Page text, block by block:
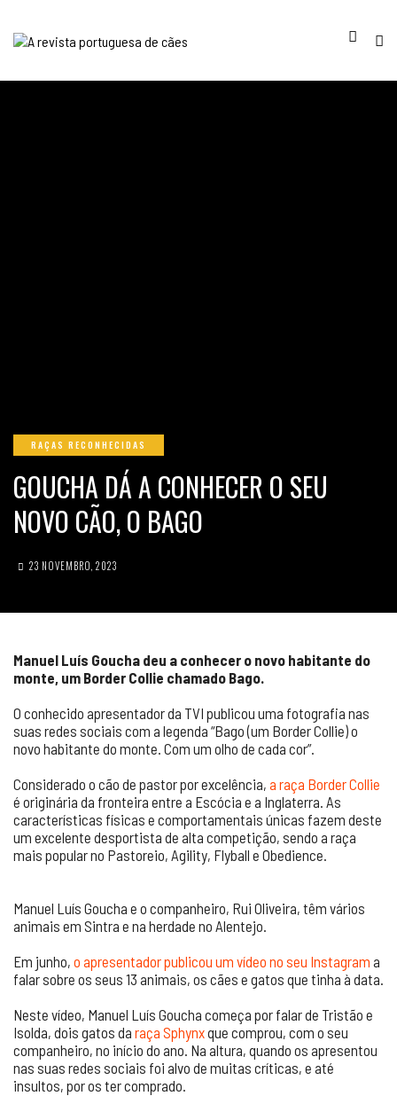
RAÇAS RECONHECIDAS
GOUCHA DÁ A CONHECER O SEU
NOVO CÃO, O BAGO
23 NOVEMBRO, 2023
Manuel Luís Goucha deu a conhecer o novo habitante do
monte, um Border Collie chamado Bago.
O conhecido apresentador da TVI publicou uma fotografia nas
suas redes sociais com a legenda “Bago (um Border Collie) o
novo habitante do monte. Com um olho de cada cor”.
Considerado o cão de pastor por excelência, a raça Border Collie
é originária da fronteira entre a Escócia e a Inglaterra. As
características físicas e comportamentais únicas fazem deste
um excelente desportista de alta competição, sendo a raça
mais popular no Pastoreio, Agility, Flyball e Obedience.
Manuel Luís Goucha e o companheiro, Rui Oliveira, têm vários
animais em Sintra e na herdade no Alentejo.
Em junho, o apresentador publicou um vídeo no seu Instagram a
falar sobre os seus 13 animais, os cães e gatos que tinha à data.
Neste vídeo, Manuel Luís Goucha começa por falar de Tristão e
Isolda, dois gatos da raça Sphynxque comprou, com o seu
companheiro, no início do ano. Na altura, quando os apresentou
nas suas redes sociais foi alvo de muitas críticas, e até
insultos, por os ter comprado.